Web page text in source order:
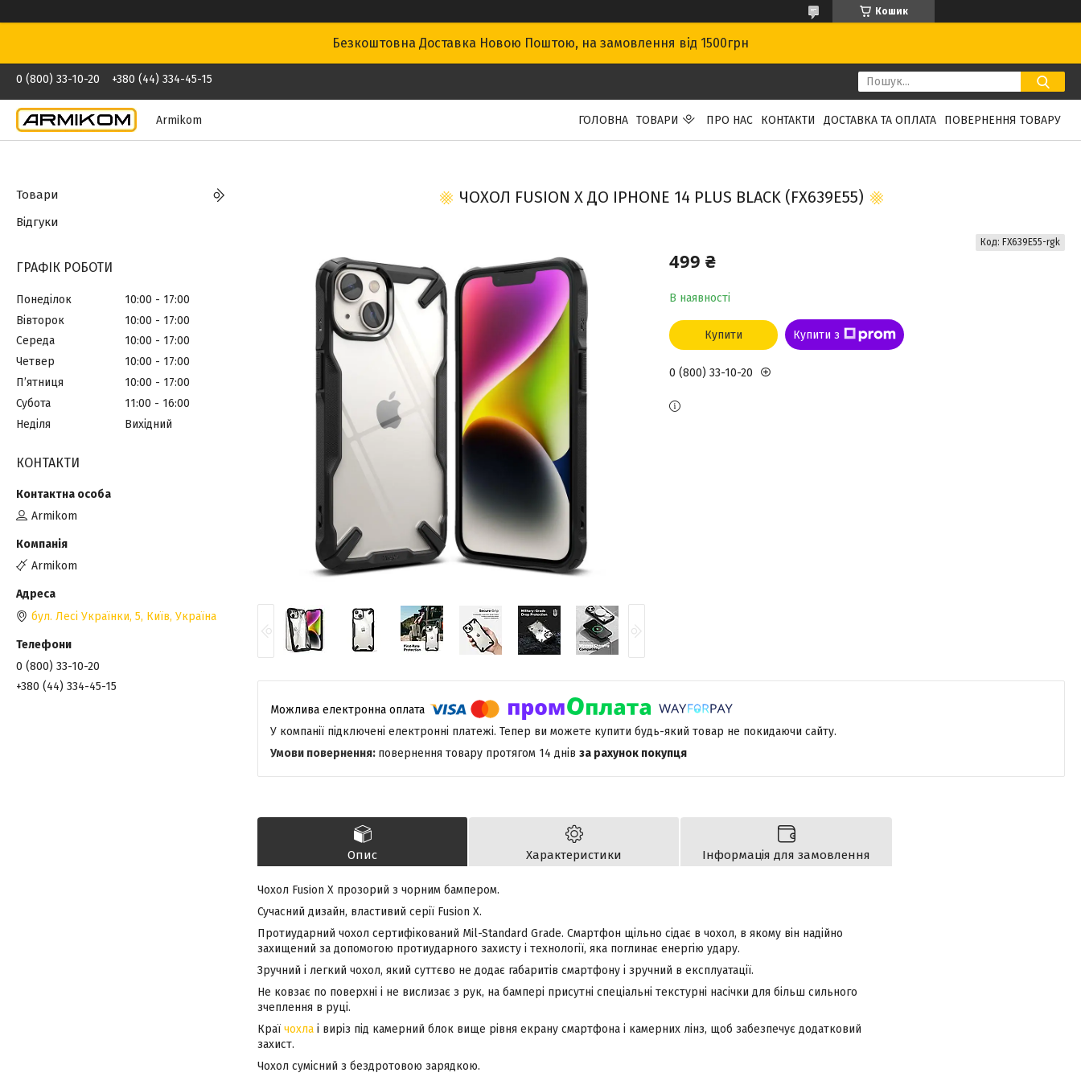
Кошик
Безкоштовна Доставка Новою Поштою, на замовлення від 1500грн
0 (800) 33-10-20 +380 (44) 334-45-15
Armikom ГОЛОВНА ТОВАРИ ПРО НАС КОНТАКТИ ДОСТАВКА ТА ОПЛАТА ПОВЕРНЕННЯ ТОВАРУ
ЧОХОЛ FUSION X ДО IPHONE 14 PLUS BLACK (FX639E55)
499 ₴
В наявності
Код: FX639E55-rgk
Купити Купити з
0 (800) 33-10-20
У компанії підключені електронні платежі. Тепер ви можете купити будь-який товар не покидаючи сайту.
повернення товару протягом 14 днів за рахунок покупця
Опис Характеристики Інформація для замовлення
Чохол Fusion X прозорий з чорним бампером.
Сучасний дизайн, властивий серії Fusion X.
Протиударний чохол сертифікований Mil-Standard Grade. Смартфон щільно сідає в чохол, в якому він надійно
захищений за допомогою протиударного захисту і технології, яка поглинає енергію удару.
Зручний і легкий чохол, який суттєво не додає габаритів смартфону і зручний в експлуатації.
Не ковзає по поверхні і не вислизає з рук, на бампері присутні спеціальні текстурні насічки для більш сильного
зчеплення в руці.
Краї чохла і виріз під камерний блок вище рівня екрану смартфона і камерних лінз, щоб забезпечує додатковий
захист.
Чохол сумісний з бездротовою зарядкою.
Товари
Відгуки
ГРАФІК РОБОТИ
Понеділок 10:00
17:00
Вівторок
10:00
17:00
Середа
10:00
17:00
Четвер
10:00
17:00
Пʼятниця
10:00
17:00
Субота
11:00
16:00
Неділя
Вихідний
КОНТАКТИ
Armikom
Armikom
бул. Лесі Українки, 5, Київ, Україна
0 (800) 33-10-20
+380 (44) 334-45-15